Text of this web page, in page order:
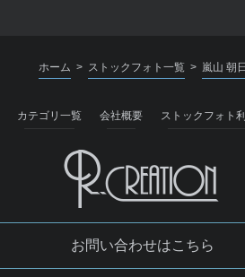
ホーム > ストックフォト一覧 > 嵐山 朝日
カテゴリ一覧 会社概要 ストックフォト
お問い合わせはこちら